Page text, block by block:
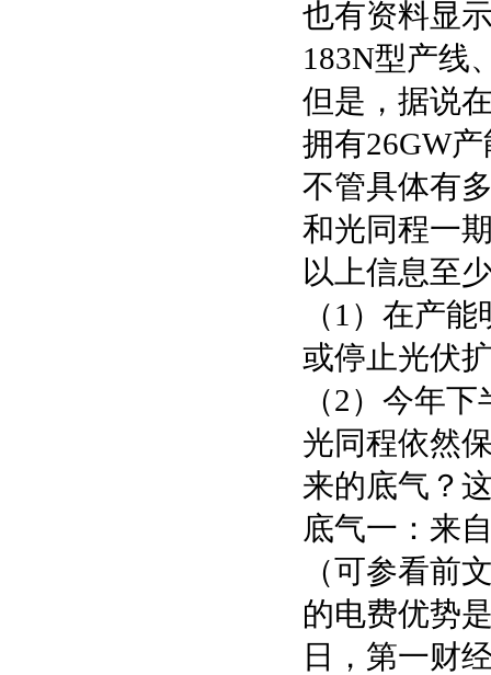
也有资料显
183N型产线
但是，据说
拥有26GW
不管具体有
和光同程一
以上信息至
（1）在产
或停止光伏
（2）今年
光同程依然
来的底气？
底气一：来
（可参看前
的电费优势
日，第一财